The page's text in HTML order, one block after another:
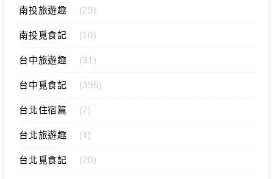
南投旅遊趣 (29)
南投覓食記 (10)
台中旅遊趣 (31)
台中覓食記 (396)
台北住宿篇 (7)
台北旅遊趣 (4)
台北覓食記 (20)